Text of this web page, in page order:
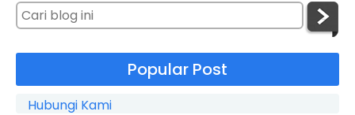
Popular Post
Hubungi Kami